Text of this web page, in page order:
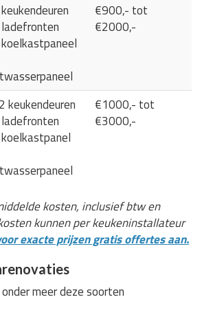
€900,- tot
€2000,-
keukendeuren
€1000,- tot
€3000,-
kosten, inclusief btw en
kunnen per keukeninstallateur
exacte prijzen gratis offertes aan.
meer deze soorten